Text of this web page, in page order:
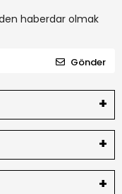
haberdar olmak
Gönder